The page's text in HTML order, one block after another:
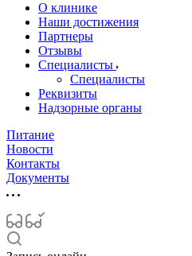
О клинике
Наши достижения
Партнеры
Отзывы
Специалисты
Специалисты
Реквизиты
Надзорные органы
Питание
Новости
Контакты
Документы